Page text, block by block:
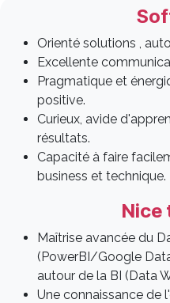
Orienté solutions ,
Excellente
Pragmatique et
positive.
Curieux, avide
résultats.
Capacité à faire
business et technique.
Nice
Maîtrise avancée du
(PowerBI/Google
autour de la BI (Data
Une connaissance de